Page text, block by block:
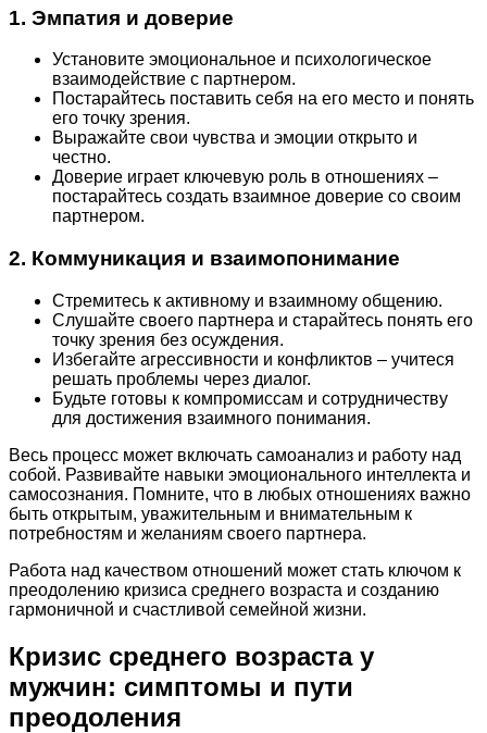
1. Эмпатия и доверие
Установите эмоциональное и психологическое
взаимодействие с партнером.
Постарайтесь поставить себя на его место и понять
его точку зрения.
Выражайте свои чувства и эмоции открыто и
честно.
Доверие играет ключевую роль в отношениях –
постарайтесь создать взаимное доверие со своим
партнером.
2. Коммуникация и взаимопонимание
Стремитесь к активному и взаимному общению.
Слушайте своего партнера и старайтесь понять его
точку зрения без осуждения.
Избегайте агрессивности и конфликтов – учитеся
решать проблемы через диалог.
Будьте готовы к компромиссам и сотрудничеству
для достижения взаимного понимания.
Весь процесс может включать самоанализ и работу над
собой. Развивайте навыки эмоционального интеллекта и
самосознания. Помните, что в любых отношениях важно
быть открытым, уважительным и внимательным к
потребностям и желаниям своего партнера.
Работа над качеством отношений может стать ключом к
преодолению кризиса среднего возраста и созданию
гармоничной и счастливой семейной жизни.
Кризис среднего возраста у
мужчин: симптомы и пути
преодоления